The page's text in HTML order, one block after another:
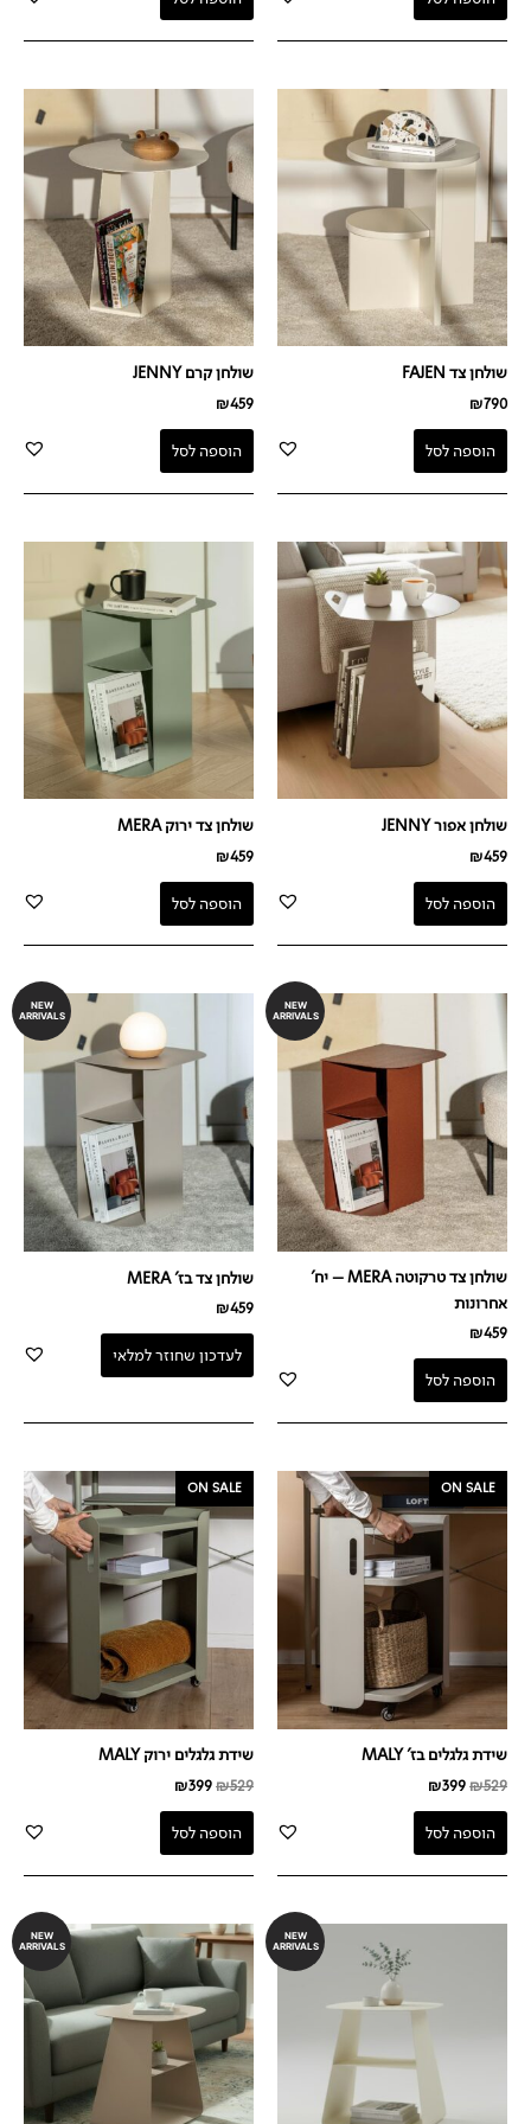
שולחן צד FAJEN
₪790
הוספה לסל
שולחן קרם JENNY
₪459
הוספה לסל
שולחן אפור JENNY
₪459
הוספה לסל
שולחן צד ירוק MERA
₪459
הוספה לסל
NEW
ARRIVALS
שולחן צד טרקוטה MERA – יח'
אחרונות
₪459
הוספה לסל
NEW
ARRIVALS
שולחן צד בז' MERA
₪459
לעדכון שחוזר למלאי
ON SALE
שידת גלגלים בז' MALY
₪529
המחיר
המקורי
היה:
₪529.
₪399
המחיר
הנוכחי
הוא:
₪399.
הוספה לסל
ON SALE
שידת גלגלים ירוק MALY
₪529
המחיר
המקורי
היה:
₪529.
₪399
המחיר
הנוכחי
הוא:
₪399.
הוספה לסל
NEW
ARRIVALS
NEW
ARRIVALS